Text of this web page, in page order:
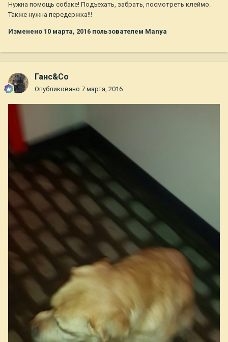
Нужна помощь собаке! Подъехать, забрать, посмотреть клеймо.
Также нужна передержка!!!
Изменено 10 марта, 2016 пользователем Manya
Ганс&Co
Опубликовано 7 марта, 2016